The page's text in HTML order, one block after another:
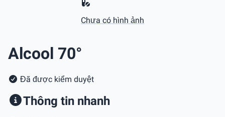
Chưa có hình ảnh
Alcool 70°
Đã được kiểm duyệt
Thông tin nhanh